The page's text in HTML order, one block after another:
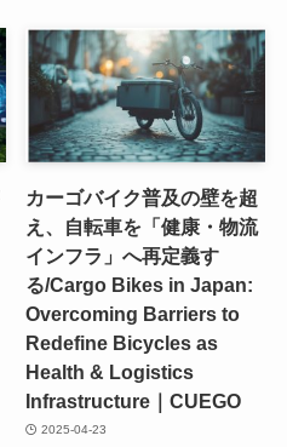
カーゴバイク普及の壁を超
え、自転車を「健康・物流
インフラ」へ再定義す
る/Cargo Bikes in Japan:
Overcoming Barriers to
Redefine Bicycles as
Health & Logistics
Infrastructure｜CUEGO
2025-04-23